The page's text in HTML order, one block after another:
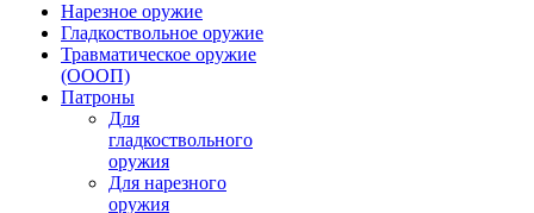
Нарезное оружие
Гладкоствольное оружие
Травматическое оружие
(ОООП)
Патроны
Для
гладкоствольного
оружия
Для нарезного
оружия